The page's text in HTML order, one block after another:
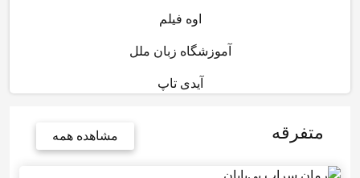
اوه فیلم
آموزشگاه زبان ملل
آیدی تاپ
متفرقه مشاهده همه